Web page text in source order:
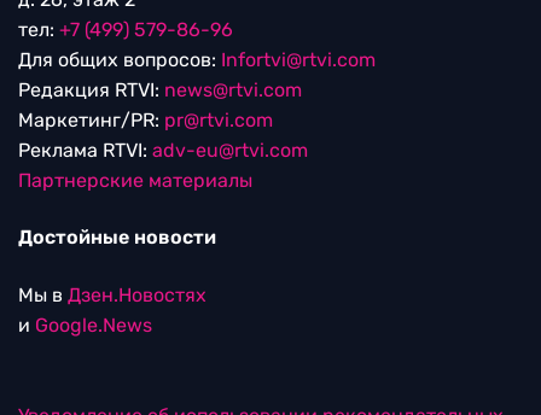
тел: +7 (499) 579-86-96
Для общих вопросов: Infortvi@rtvi.com
Редакция RTVI: news@rtvi.com
Маркетинг/PR: pr@rtvi.com
Реклама RTVI: adv-eu@rtvi.com
Партнерские материалы
Достойные новости
Мы в Дзен.Новостях
и Google.News